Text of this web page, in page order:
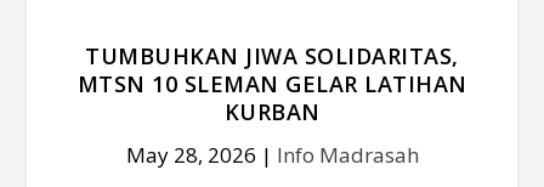
TUMBUHKAN JIWA SOLIDARITAS,
MTSN 10 SLEMAN GELAR LATIHAN
KURBAN
May 28, 2026 | Info Madrasah